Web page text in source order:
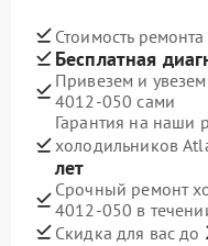
Стоимость ремонта
Бесплатная
Привезем и
4012-050 сами
Гарантия на наши
холодильников
лет
Срочный ремонт
4012-050 в
Скидка для вас до